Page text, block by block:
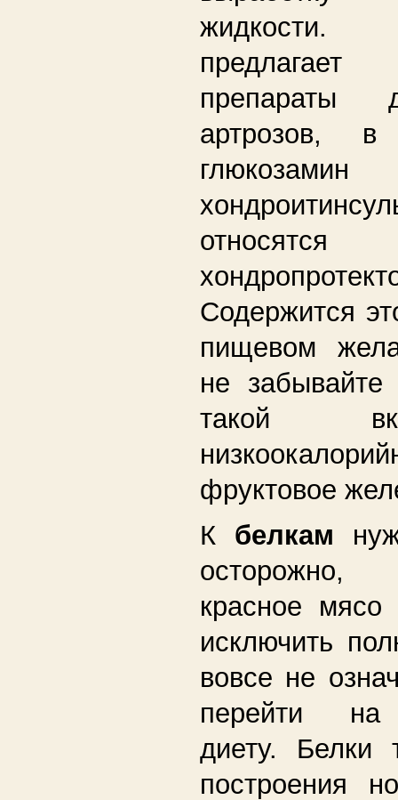
жидкости.
препараты
артрозов,
Содержится
пищевом
не забывайте
такой
фруктовое
К белкам
красное мясо
исключить
вовсе не
перейти на
диету. Белки
построения